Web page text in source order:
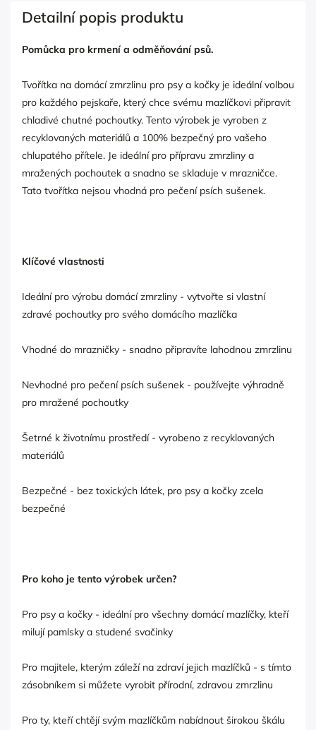
Detailní popis produktu
Pomůcka pro krmení a odměňování psů.
Tvořítka na domácí zmrzlinu pro psy a kočky je ideální volbou
pro každého pejskaře, který chce svému mazlíčkovi připravit
chladivé chutné pochoutky. Tento výrobek je vyroben z
recyklovaných materiálů a 100% bezpečný pro vašeho
chlupatého přítele. Je ideální pro přípravu zmrzliny a
mražených pochoutek a snadno se skladuje v mrazničce.
Tato tvořítka nejsou vhodná pro pečení psích sušenek.
Klíčové vlastnosti
Ideální pro výrobu domácí zmrzliny - vytvořte si vlastní
zdravé pochoutky pro svého domácího mazlíčka
Vhodné do mrazničky - snadno připravíte lahodnou zmrzlinu
Nevhodné pro pečení psích sušenek - používejte výhradně
pro mražené pochoutky
Šetrné k životnímu prostředí - vyrobeno z recyklovaných
materiálů
Bezpečné - bez toxických látek, pro psy a kočky zcela
bezpečné
Pro koho je tento výrobek určen?
Pro psy a kočky - ideální pro všechny domácí mazlíčky, kteří
milují pamlsky a studené svačinky
Pro majitele, kterým záleží na zdraví jejich mazlíčků - s tímto
zásobníkem si můžete vyrobit přírodní, zdravou zmrzlinu
Pro ty, kteří chtějí svým mazlíčkům nabídnout širokou škálu